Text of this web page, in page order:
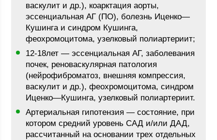
васкулит и др.), коарктация аорты,
эссенциальная АГ (ПО), болезнь Иценко—
Кушинга и синдром Кушинга,
феохромоцитома, узелковый полиартериит;
12-18лет — эссенциальная АГ, заболевания
почек, реноваскулярная патология
(нейрофиброматоз, внешняя компрессия,
васкулит и др.), феохромоцитома, синдром
Иценко—Кушинга, узелковый полиартериит.
Артериальная гипотензия — состояние, при
котором средний уровень САД и/или ДАД,
рассчитанный на основании трех отдельных